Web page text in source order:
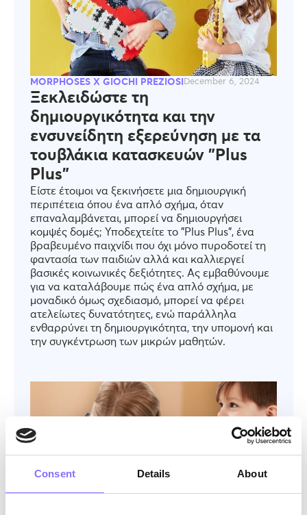
Consent Details About
MORPHOSES X GIOCHI PREZIOSI December 6, 2024
Ξεκλειδώστε τη
δημιουργικότητα και την
ενσυνείδητη εξερεύνηση με τα
τουβλάκια κατασκευών "Plus
Plus"
Είστε έτοιμοι να ξεκινήσετε μια δημιουργική
περιπέτεια όπου ένα απλό σχήμα, όταν
επαναλαμβάνεται, μπορεί να δημιουργήσει
κομψές δομές; Υποδεχτείτε το "Plus Plus", ένα
βραβευμένο παιχνίδι που όχι μόνο πυροδοτεί τη
φαντασία των παιδιών αλλά και καλλιεργεί
βασικές κοινωνικές δεξιότητες. Ας εμβαθύνουμε
για να καταλάβουμε πώς ένα απλό σχήμα, με
μοναδικό όμως σχεδιασμό, μπορεί να φέρει
ατελείωτες δυνατότητες, ενώ παράλληλα
ενθαρρύνει τη δημιουργικότητα, την υπομονή και
την συγκέντρωση των μικρών μαθητών.